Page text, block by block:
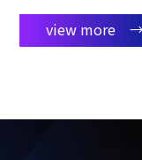
view more